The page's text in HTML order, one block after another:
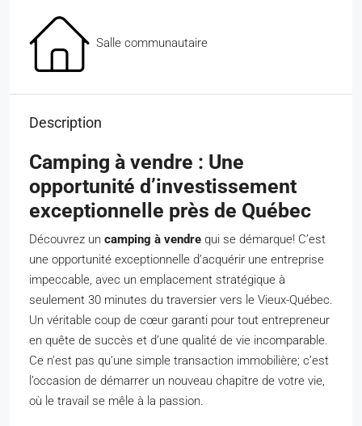
Salle communautaire
Description
Camping à vendre : Une
opportunité d’investissement
exceptionnelle près de Québec
Découvrez un camping à vendre qui se démarque! C’est
une opportunité exceptionnelle d’acquérir une entreprise
impeccable, avec un emplacement stratégique à
seulement 30 minutes du traversier vers le Vieux-Québec.
Un véritable coup de cœur garanti pour tout entrepreneur
en quête de succès et d’une qualité de vie incomparable.
Ce n’est pas qu’une simple transaction immobilière; c’est
l’occasion de démarrer un nouveau chapitre de votre vie,
où le travail se mêle à la passion.